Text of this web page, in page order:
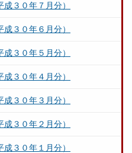
３０年７月分）
３０年６月分）
３０年５月分）
３０年４月分）
３０年３月分）
３０年２月分）
３０年１月分）